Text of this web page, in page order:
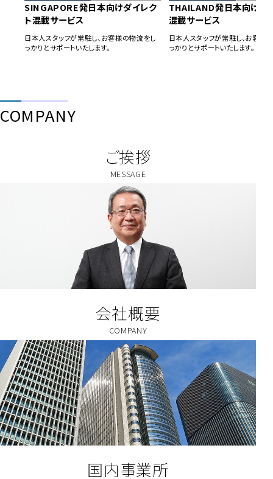
SINGAPORE発日本向けダイレク
ト混載サービス
日本人スタッフが常駐し、お客様の物流をし
っかりとサポートいたします。
THAILAND発日本向けダ
混載サービス
日本人スタッフが常駐し、お客様
っかりとサポートいたします。
COMPANY
ご挨拶
会社概要
国内事業所